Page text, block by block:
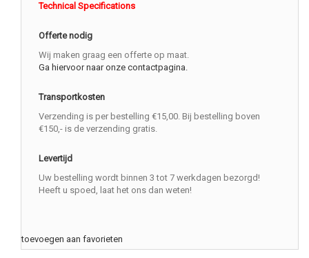
Technical Specifications
Offerte nodig
Wij maken graag een offerte op maat.
Ga hiervoor naar onze contactpagina.
Transportkosten
Verzending is per bestelling €15,00. Bij bestelling boven
€150,- is de verzending gratis.
Levertijd
Uw bestelling wordt binnen 3 tot 7 werkdagen bezorgd!
Heeft u spoed, laat het ons dan weten!
toevoegen aan favorieten